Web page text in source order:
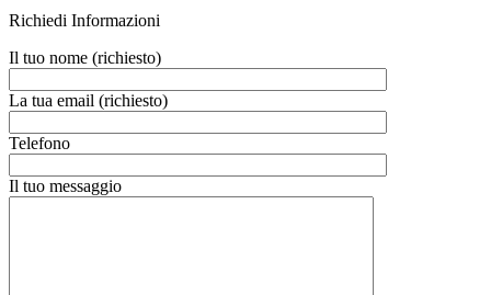
Richiedi Informazioni
Il tuo nome (richiesto)
La tua email (richiesto)
Telefono
Il tuo messaggio